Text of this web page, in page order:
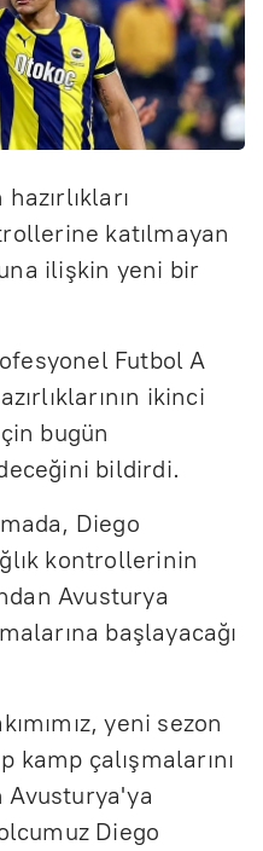
katılmayan
ilişkin yeni bir
Futbol A
ikinci
bugün
bildirdi.
Diego
kontrollerinin
Avusturya
başlayacağı
yeni sezon
kamp çalışmalarını
Avusturya'ya
Diego